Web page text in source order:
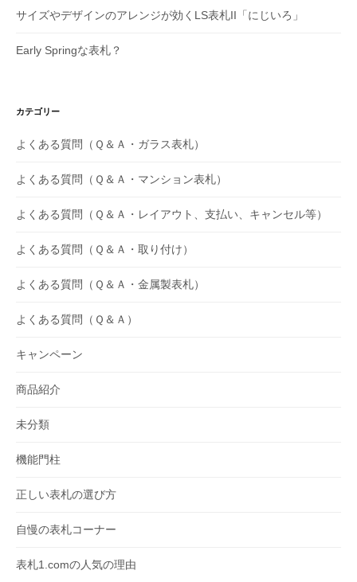
サイズやデザインのアレンジが効くLS表札II「にじいろ」
Early Springな表札？
カテゴリー
よくある質問（Ｑ＆Ａ・ガラス表札）
よくある質問（Ｑ＆Ａ・マンション表札）
よくある質問（Ｑ＆Ａ・レイアウト、支払い、キャンセル等）
よくある質問（Ｑ＆Ａ・取り付け）
よくある質問（Ｑ＆Ａ・金属製表札）
よくある質問（Ｑ＆Ａ）
キャンペーン
商品紹介
未分類
機能門柱
正しい表札の選び方
自慢の表札コーナー
表札1.comの人気の理由